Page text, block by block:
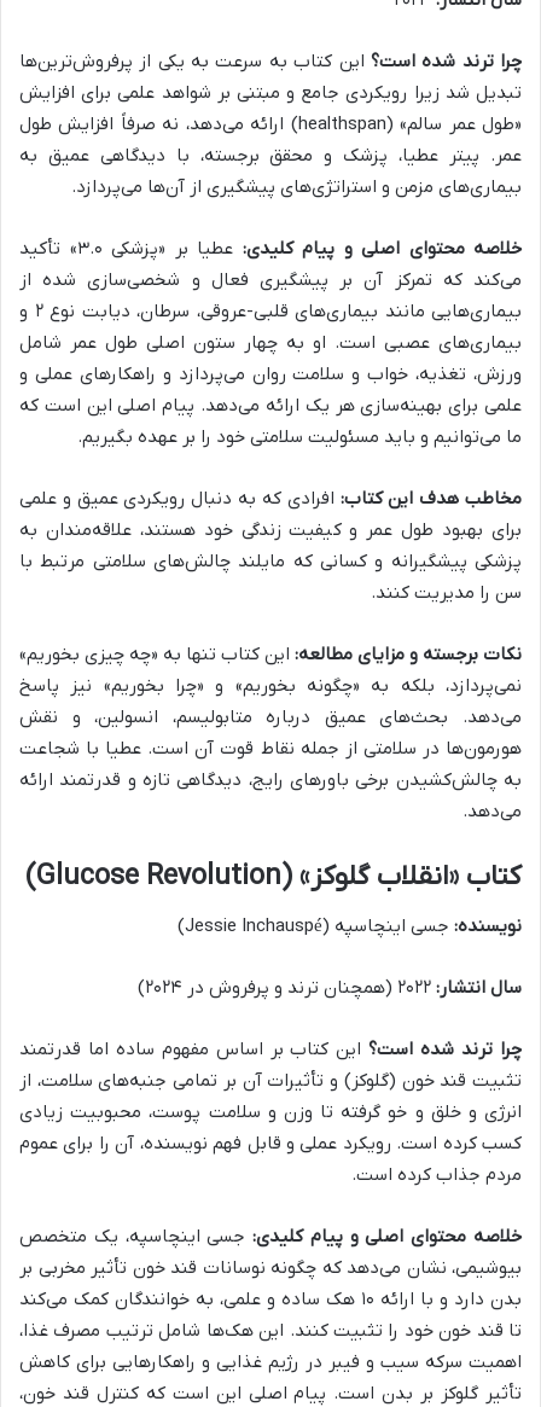
چرا ترند شده است؟ این کتاب به سرعت به یکی از پرفروش‌ترین‌ها
تبدیل شد زیرا رویکردی جامع و مبتنی بر شواهد علمی برای افزایش
«طول عمر سالم» (healthspan) ارائه می‌دهد، نه صرفاً افزایش طول
عمر. پیتر عطیا، پزشک و محقق برجسته، با دیدگاهی عمیق به
بیماری‌های مزمن و استراتژی‌های پیشگیری از آن‌ها می‌پردازد.
خلاصه محتوای اصلی و پیام کلیدی:
عطیا بر «پزشکی ۳.۰» تأکید
می‌کند که تمرکز آن بر پیشگیری فعال و شخصی‌سازی شده از
بیماری‌هایی مانند بیماری‌های قلبی-عروقی، سرطان، دیابت نوع ۲ و
بیماری‌های عصبی است. او به چهار ستون اصلی طول عمر شامل
ورزش، تغذیه، خواب و سلامت روان می‌پردازد و راهکارهای عملی و
علمی برای بهینه‌سازی هر یک ارائه می‌دهد. پیام اصلی این است که
ما می‌توانیم و باید مسئولیت سلامتی خود را بر عهده بگیریم.
مخاطب هدف این کتاب: افرادی که به دنبال رویکردی عمیق و علمی
برای بهبود طول عمر و کیفیت زندگی خود هستند، علاقه‌مندان به
پزشکی پیشگیرانه و کسانی که مایلند چالش‌های سلامتی مرتبط با
سن را مدیریت کنند.
نکات برجسته و مزایای مطالعه: این کتاب تنها به «چه چیزی بخوریم»
نمی‌پردازد، بلکه به «چگونه بخوریم» و «چرا بخوریم» نیز پاسخ
می‌دهد. بحث‌های عمیق درباره متابولیسم، انسولین، و نقش
هورمون‌ها در سلامتی از جمله نقاط قوت آن است. عطیا با شجاعت
به چالش‌کشیدن برخی باورهای رایج، دیدگاهی تازه و قدرتمند ارائه
می‌دهد.
کتاب «انقلاب گلوکز» (Glucose Revolution)
نویسنده: جسی اینچاسپه (Jessie Inchauspé)
سال انتشار:
چرا ترند شده است؟این کتاب بر اساس مفهوم ساده اما قدرتمند
تثبیت قند خون (گلوکز) و تأثیرات آن بر تمامی جنبه‌های سلامت، از
انرژی و خلق و خو گرفته تا وزن و سلامت پوست، محبوبیت زیادی
کسب کرده است. رویکرد عملی و قابل فهم نویسنده، آن را برای عموم
مردم جذاب کرده است.
خلاصه محتوای اصلی و پیام کلیدی:جسی اینچاسپه، یک متخصص
بیوشیمی، نشان می‌دهد که چگونه نوسانات قند خون تأثیر مخربی بر
بدن دارد و با ارائه ۱۰ هک ساده و علمی، به خوانندگان کمک می‌کند
تا قند خون خود را تثبیت کنند. این هک‌ها شامل ترتیب مصرف غذا،
اهمیت سرکه سیب و فیبر در رژیم غذایی و راهکارهایی برای کاهش
تأثیر گلوکز بر بدن است. پیام اصلی این است که کنترل قند خون،